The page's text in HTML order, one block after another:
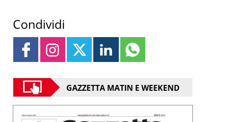
Condividi
GAZZETTA MATIN E WEEKEND